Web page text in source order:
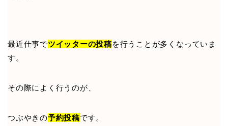
最近仕事でツイッターの投稿を行うことが多くなっていま
す。
その際によく行うのが、
つぶやきの予約投稿です。